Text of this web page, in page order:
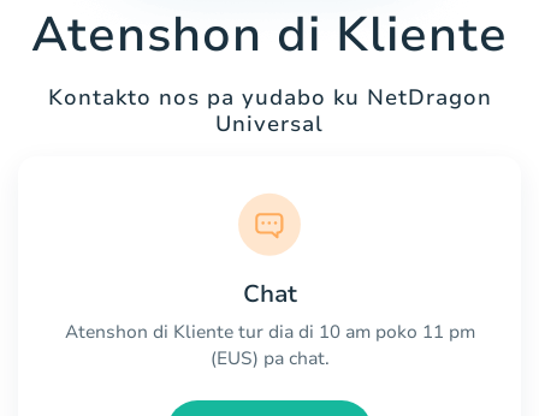
Atenshon di Kliente
Kontakto nos pa yudabo ku NetDragon
Universal
Chat
Atenshon di Kliente tur dia di 10 am poko 11 pm
(EUS) pa chat.